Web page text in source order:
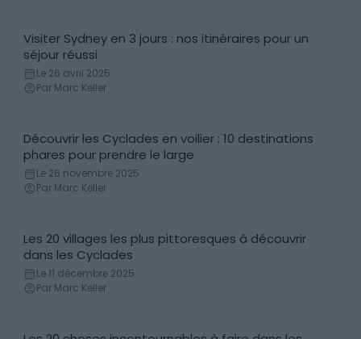
Itinéraires
Visiter Sydney en 3 jours : nos itinéraires pour un
séjour réussi
Le 26 avril 2025
Par Marc Keller
Itinéraires
Découvrir les Cyclades en voilier : 10 destinations
phares pour prendre le large
Le 26 novembre 2025
Par Marc Keller
Villes & Villages
Les 20 villages les plus pittoresques à découvrir
dans les Cyclades
Le 11 décembre 2025
Par Marc Keller